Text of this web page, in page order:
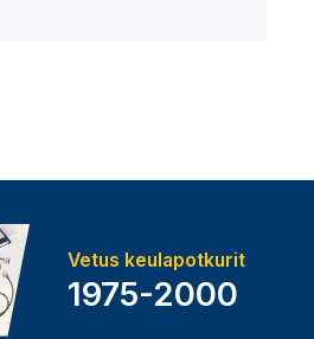
Vetus keulapotkurit
1975-2000